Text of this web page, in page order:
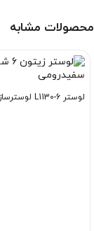
محصولات مشابه
لوستر L1130-6 لوسترسازان